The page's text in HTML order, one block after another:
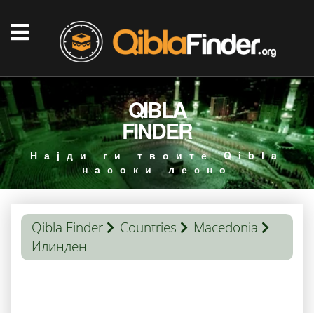
QIBLA
FINDER
Најди ги твоите Qibla
насоки лесно
Qibla Finder Countries
Macedonia
Илинден